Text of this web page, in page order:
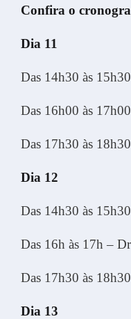
Confira o
Dia 11
Das 14h30 às
Das 16h00 às
Das 17h30 às
Dia 12
Das 14h30 às
Das 16h às 17h –
Das 17h30 às
Dia 13